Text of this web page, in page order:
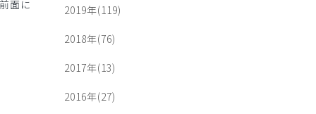
面に 2019年(119)
2018年(76)
2017年(13)
2016年(27)